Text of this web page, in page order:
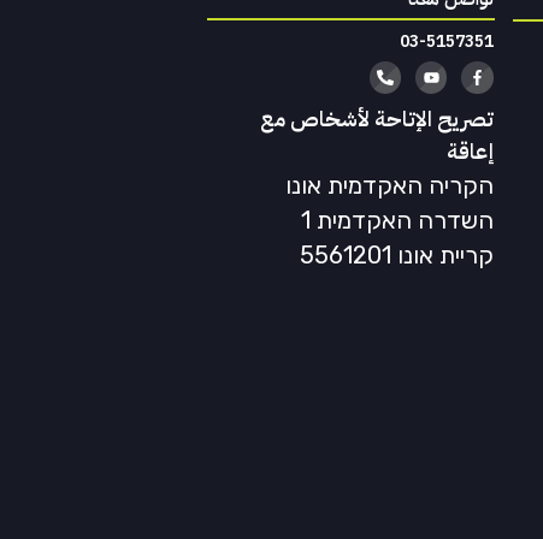
03-5157351
تصريح الإتاحة لأشخاص مع
إعاقة
הקריה האקדמית אונו
השדרה האקדמית 1
קריית אונו 5561201